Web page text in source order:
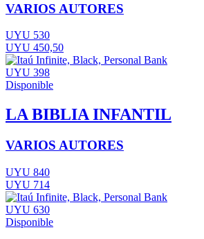
VARIOS AUTORES
UYU 530
UYU 450,50
UYU 398
Disponible
LA BIBLIA INFANTIL
VARIOS AUTORES
UYU 840
UYU 714
UYU 630
Disponible